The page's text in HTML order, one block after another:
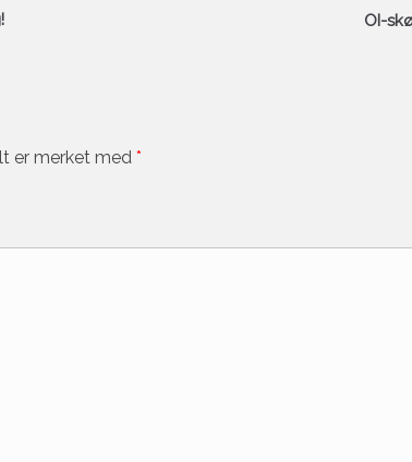
OI-
er merket med *